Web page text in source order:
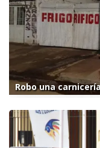
Robo una